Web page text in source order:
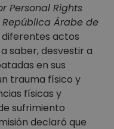
Personal Rights
Árabe de
diferentes actos
saber, desvestir a
en sus
trauma físico y
físicas y
sufrimiento
declaró que